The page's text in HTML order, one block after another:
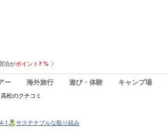
ー 海外旅行 遊び・体験 キャンプ場
松のクチコミ
1 サステナブルな取り組み